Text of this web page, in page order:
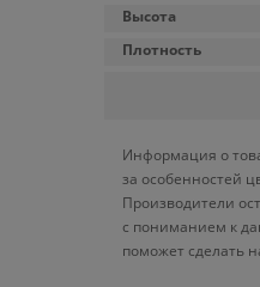
Высота
Плотность
Информация о
за особенностей
Производители
с пониманием к
поможет сделать